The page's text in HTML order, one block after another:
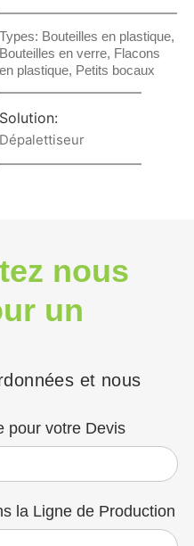
Types: Bouteilles en plastique,
Bouteilles en verre, Flacons
en plastique, Petits bocaux
Solution:
Dépalettiseur
nous
un
et nous
pour votre Devis
la Ligne de Production